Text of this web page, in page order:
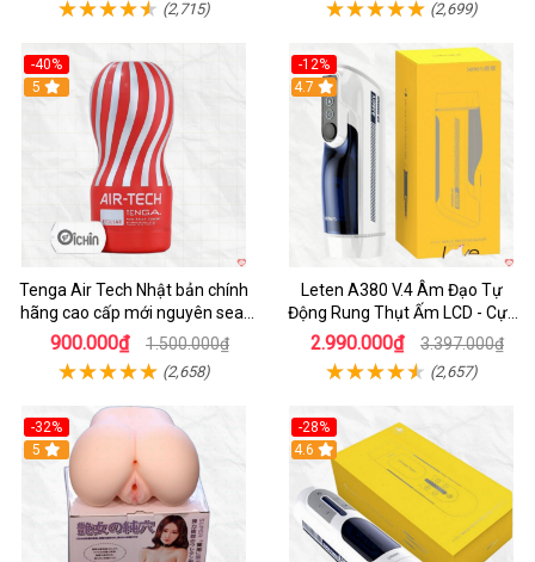
(2,715) (2,699)
-40%
Hot
5
Tenga Air Tech Nhật bản chính
hãng cao cấp mới nguyên seal
giá tốt
900.000₫ 1.500.000₫
(2,658)
-12%
Hot
4.7
Leten A380 V.4 Âm Đạo Tự
Động Rung Thụt Ấm LCD - Cực
Phê
2.990.000₫ 3.397.000₫
(2,657)
-32%
Hot
5
-28%
Hot
4.6